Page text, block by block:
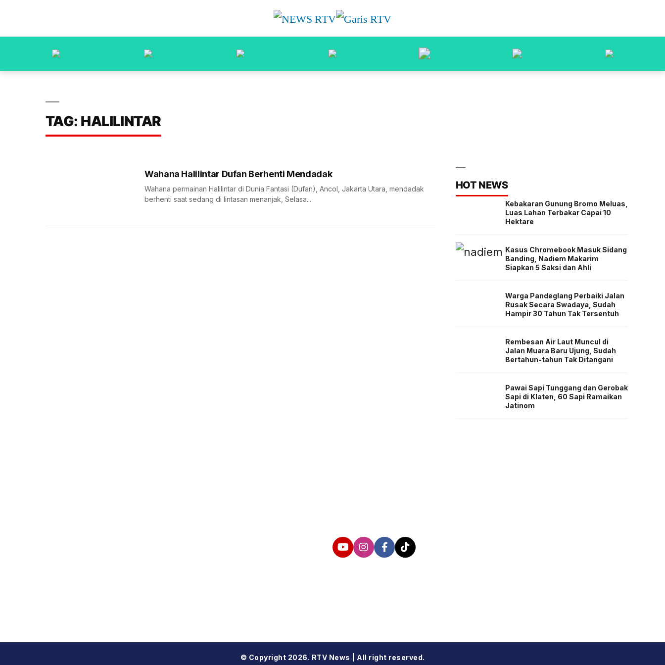
TAG: HALILINTAR
Wahana Halilintar Dufan Berhenti Mendadak
Wahana permainan Halilintar di Dunia Fantasi (Dufan), Ancol, Jakarta Utara, mendadak
berhenti saat sedang di lintasan menanjak, Selasa...
HOT NEWS
Kebakaran Gunung Bromo Meluas,
Luas Lahan Terbakar Capai 10
Hektare
Kasus Chromebook Masuk Sidang
Banding, Nadiem Makarim
Siapkan 5 Saksi dan Ahli
Warga Pandeglang Perbaiki Jalan
Rusak Secara Swadaya, Sudah
Hampir 30 Tahun Tak Tersentuh
Rembesan Air Laut Muncul di
Jalan Muara Baru Ujung, Sudah
Bertahun-tahun Tak Ditangani
Pawai Sapi Tunggang dan Gerobak
Sapi di Klaten, 60 Sapi Ramaikan
Jatinom
© Copyright 2026. RTV News | All right reserved.